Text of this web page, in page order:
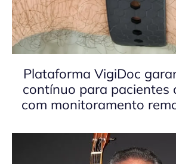
Plataforma VigiDoc
contínuo para pacientes
com monitoramento